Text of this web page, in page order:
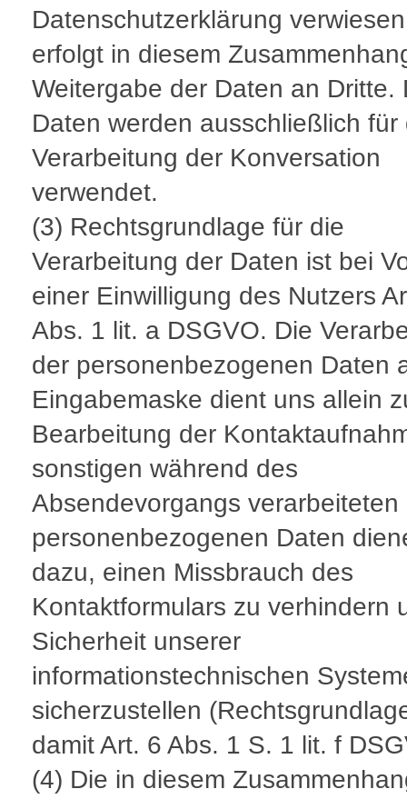
Datenschutzerklärung
erfolgt in diesem
Weitergabe der Daten an Dritte.
Daten werden ausschließlich für
Verarbeitung der Konversation
verwendet.
(3) Rechtsgrundlage für die
Verarbeitung der Daten ist bei
einer Einwilligung des Nutzers
Abs. 1 lit. a DSGVO. Die
der personenbezogenen Daten
Eingabemaske dient uns allein
Bearbeitung der
sonstigen während des
Absendevorgangs verarbeiteten
personenbezogenen Daten
dazu, einen Missbrauch des
Kontaktformulars zu verhindern
Sicherheit unserer
informationstechnischen
sicherzustellen
damit Art. 6 Abs. 1 S. 1 lit. f
(4) Die in diesem